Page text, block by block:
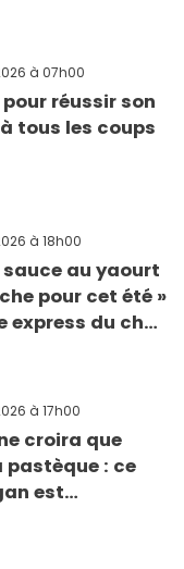
à 07h00
réussir son
tous les coups
à 18h00
sauce au yaourt
pour cet été »
express du chef
à 17h00
croira que
pastèque : ce
est